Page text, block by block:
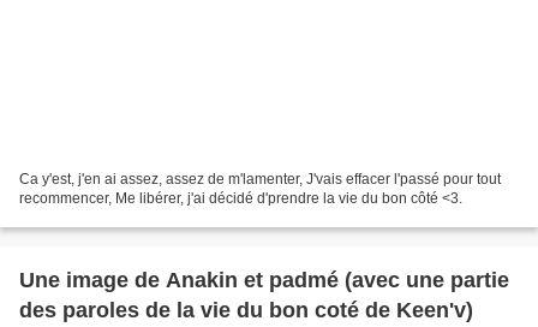
Ca y'est, j'en ai assez, assez de m'lamenter, J'vais effacer l'passé pour tout
recommencer, Me libérer, j'ai décidé d'prendre la vie du bon côté <3.
Une image de Anakin et padmé (avec une partie
des paroles de la vie du bon coté de Keen'v)